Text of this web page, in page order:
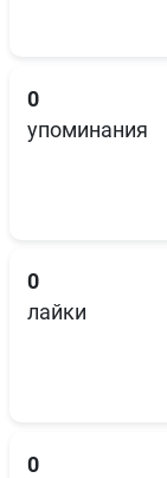
0
упоминания
0
лайки
0